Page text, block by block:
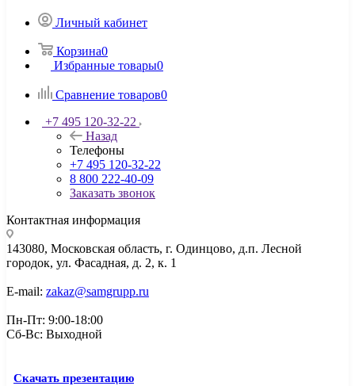
Личный кабинет
Корзина0
Избранные товары0
Сравнение товаров0
+7 495 120-32-22
Назад
Телефоны
+7 495 120-32-22
8 800 222-40-09
Заказать звонок
Контактная информация
143080, Mосковская область, г. Одинцово, д.п. Лесной
городок, ул. Фасадная, д. 2, к. 1
E-mail: zakaz@samgrupp.ru
Пн-Пт: 9:00-18:00
Сб-Вс: Выходной
Скачать презентацию